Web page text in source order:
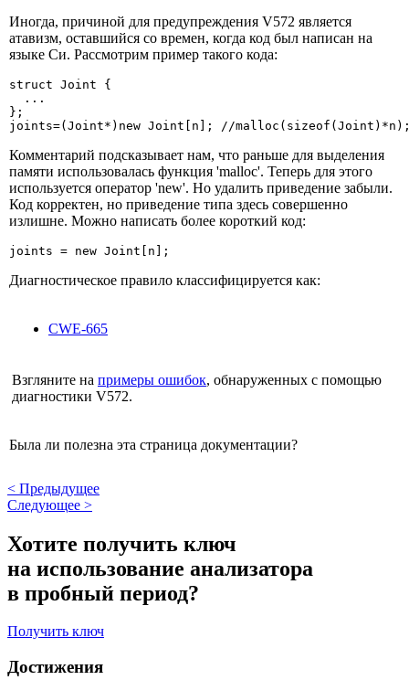
Иногда, причиной для предупреждения V572 является
атавизм, оставшийся со времен, когда код был написан на
языке Си. Рассмотрим пример такого кода:
struct Joint {
  ...
};
joints=(Joint*)new Joint[n]; //
Комментарий подсказывает нам, что раньше для выделения
памяти использовалась функция 'malloc'. Теперь для этого
используется оператор 'new'. Но удалить приведение забыли.
Код корректен, но приведение типа здесь совершенно
излишне. Можно написать более короткий код:
joints = new Joint[n];
Диагностическое правило классифицируется как:
CWE-665
Взгляните на примеры ошибок, обнаруженных с помощью
диагностики V572.
Была ли полезна эта страница документации?
< Предыдущее
Следующее >
Хотите получить ключ
на использование анализатора
в пробный период?
Получить ключ
Достижения